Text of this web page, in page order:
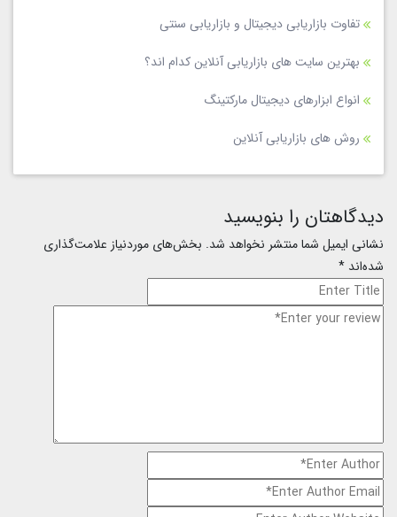
تفاوت بازاریابی دیجیتال و بازاریابی سنتی
بهترین سایت های بازاریابی آنلاین کدام اند؟
انواع ابزارهای دیجیتال مارکتینگ
روش های بازاریابی آنلاین
دیدگاهتان را بنویسید
نشانی ایمیل شما منتشر نخواهد شد. بخش‌های موردنیاز علامت‌گذاری
شده‌اند *